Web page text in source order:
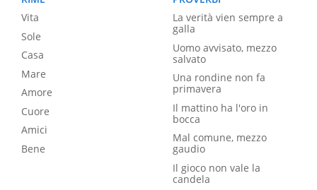
Vita
Sole
Casa
Mare
Amore
Cuore
Amici
Bene
La verità vien sempre a
galla
Uomo avvisato, mezzo
salvato
Una rondine non fa
primavera
Il mattino ha l'oro in
bocca
Mal comune, mezzo
gaudio
Il gioco non vale la
candela